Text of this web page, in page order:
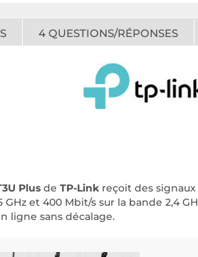
4 QUESTIONS/RÉPONSES
Plus de TP-Link reçoit des
et 400 Mbit/s sur la bande 2,4
ligne sans décalage.